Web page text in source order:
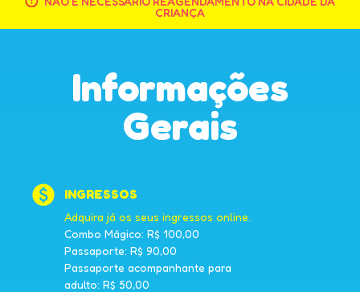
CRIANÇA
Informações
Gerais
INGRESSOS
Adquira já os seus ingressos online.
Combo Mágico: R$ 100,00
Passaporte: R$ 90,00
Passaporte acompanhante para
adulto: R$ 50,00